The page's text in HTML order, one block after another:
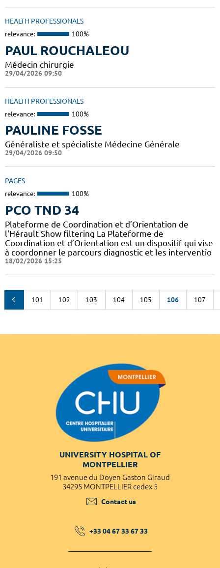
HEALTH PROFESSIONALS
relevance: 100%
PAUL ROUCHALEOU
Médecin chirurgie
29/04/2026 09:50
HEALTH PROFESSIONALS
relevance: 100%
PAULINE FOSSE
Généraliste et spécialiste Médecine Générale
29/04/2026 09:50
PAGES
relevance: 100%
PCO TND 34
Plateforme de Coordination et d’Orientation de
l'Hérault Show filtering La Plateforme de
Coordination et d’Orientation est un dispositif qui vise
à coordonner le parcours diagnostic et les interventio
18/02/2026 15:25
101 102 103 104 105 106 107
UNIVERSITY HOSPITAL OF
MONTPELLIER
191 avenue du Doyen Gaston Giraud
34295 MONTPELLIER cedex 5
Contact us
+33 04 67 33 67 33